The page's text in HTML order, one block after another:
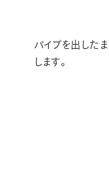
パイプを出した
します。